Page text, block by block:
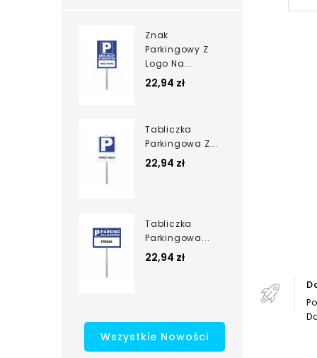
Znak
Parkingowy Z
Logo Na...
22,94 zł
Tabliczka
Parkingowa Z...
22,94 zł
Tabliczka
Parkingowa...
22,94 zł
Wszystkie Nowości